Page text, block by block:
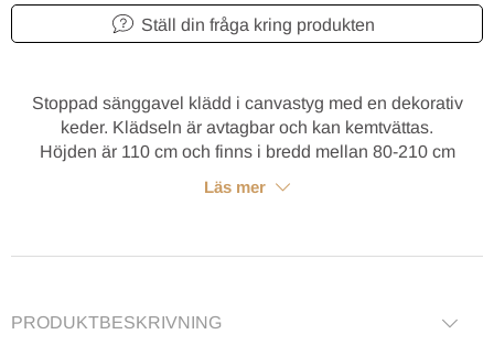
Ställ din fråga kring produkten
Stoppad sänggavel klädd i canvastyg med en dekorativ
keder. Klädseln är avtagbar och kan kemtvättas.
Höjden är 110 cm och finns i bredd mellan 80-210 cm
Läs mer
PRODUKTBESKRIVNING